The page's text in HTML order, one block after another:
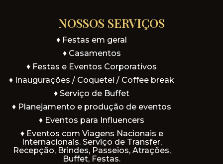
NOSSOS SERVIÇOS
♦ Festas em geral
♦ Casamentos
♦ Festas e Eventos Corporativos
♦ Inaugurações / Coquetel / Coffee break
♦ Serviço de Buffet
♦ Planejamento e produção de eventos
♦ Eventos para Influencers
♦ Eventos com Viagens Nacionais e
Internacionais. Serviço de Transfer,
Recepção, Brindes, Passeios, Atrações,
Buffet, Festas.